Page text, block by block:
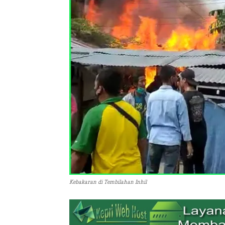
Kebakaran di Tembilahan Inhil